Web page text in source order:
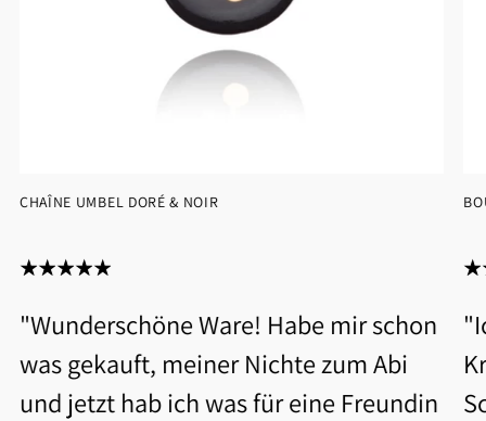
"Wunderschöne Ware! Habe mir schon
was gekauft, meiner Nichte zum Abi
und jetzt hab ich was für eine Freundin
CHAÎNE UMBEL DORÉ & NOIR